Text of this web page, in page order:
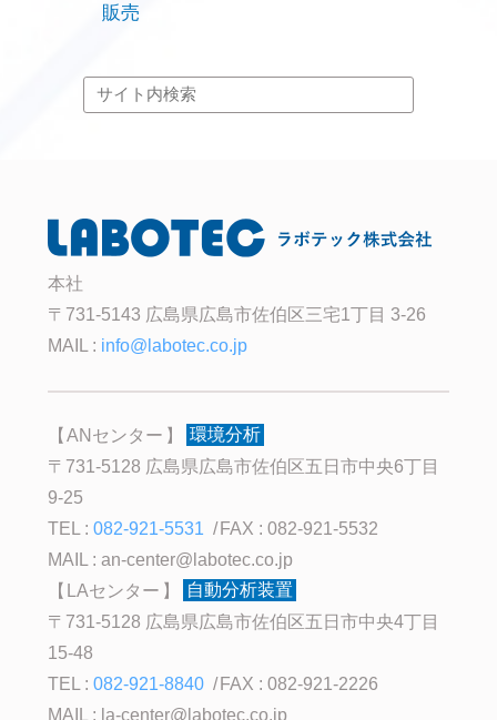
販売
本社
〒731-5143 広島県広島市佐伯区三宅1丁目 3-26
MAIL : info@labotec.co.jp
ANセンター
環境分析
〒731-5128 広島県広島市佐伯区五日市中央6丁目
9-25
TEL :082-921-5531
FAX : 082-921-5532
MAIL :an-center@labotec.co.jp
LAセンター
自動分析装置
〒731-5128 広島県広島市佐伯区五日市中央4丁目
15-48
TEL :082-921-8840
FAX : 082-921-2226
MAIL : la-center@labotec.co.jp